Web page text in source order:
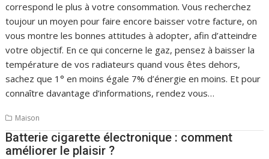
correspond le plus à votre consommation. Vous recherchez
toujour un moyen pour faire encore baisser votre facture, on
vous montre les bonnes attitudes à adopter, afin d’atteindre
votre objectif. En ce qui concerne le gaz, pensez à baisser la
température de vos radiateurs quand vous êtes dehors,
sachez que 1° en moins égale 7% d’énergie en moins. Et pour
connaître davantage d’informations, rendez vous…
Maison
Batterie cigarette électronique : comment
améliorer le plaisir ?